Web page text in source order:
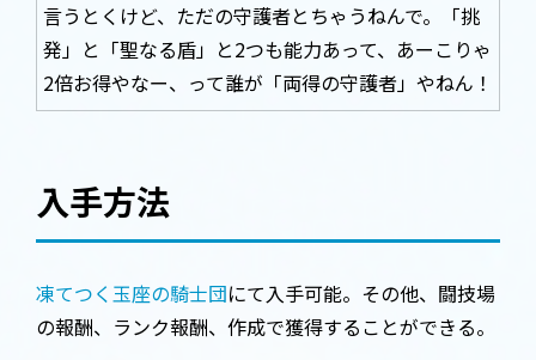
言うとくけど、ただの守護者とちゃうねんで。「挑
発」と「聖なる盾」と2つも能力あって、あーこりゃ
2倍お得やなー、って誰が「両得の守護者」やねん！
入手方法
凍てつく玉座の騎士団にて入手可能。その他、闘技場
の報酬、ランク報酬、作成で獲得することができる。